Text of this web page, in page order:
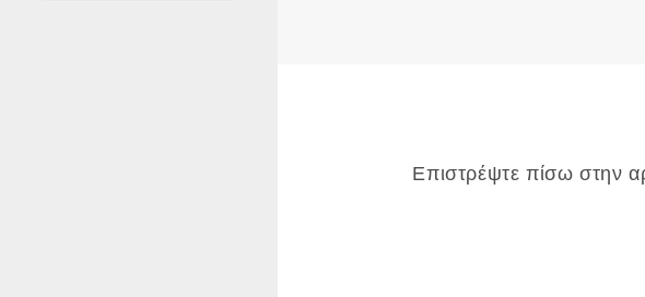
Επιστρέψτε πίσω στην